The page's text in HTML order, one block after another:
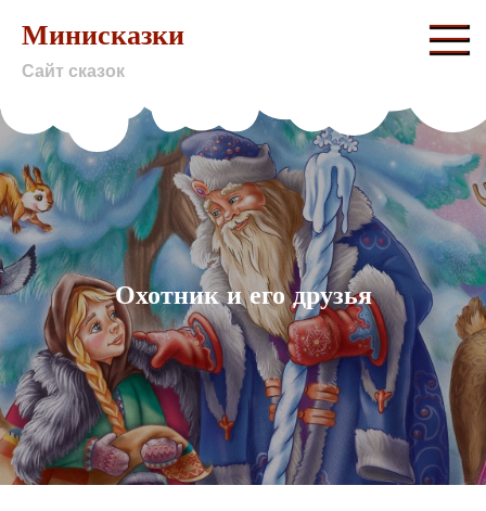
content
Минисказки
Сайт сказок
Охотник и его друзья